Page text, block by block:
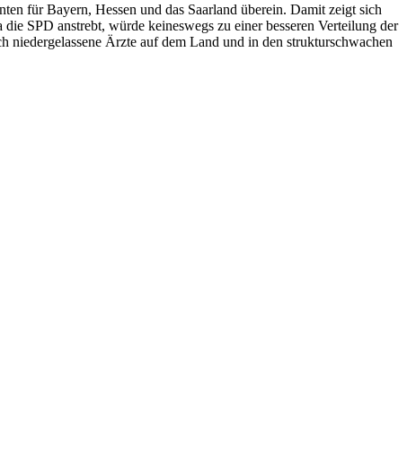
für Bayern, Hessen und das Saarland überein. Damit zeigt sich
SPD anstrebt, würde keineswegs zu einer besseren Verteilung der
Ärzte auf dem Land und in den strukturschwachen